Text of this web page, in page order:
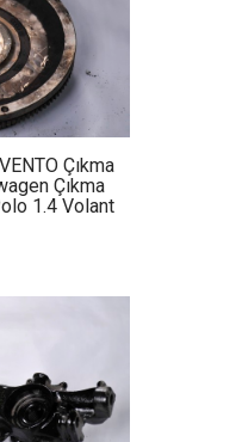
Çıkma
Çıkma
1.4 Volant